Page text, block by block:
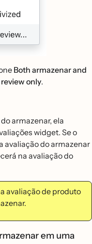
Both armazenar and
only.
armazenar, ela
widget. Se o
avaliação do armazenar
na avaliação do
avaliação de produto
em uma